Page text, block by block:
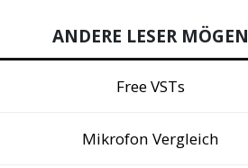
ANDERE LESER MÖGEN
Free VSTs
Mikrofon Vergleich